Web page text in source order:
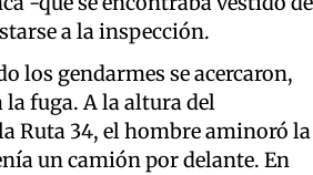
a la inspección.
los gendarmes se acercaron,
la fuga. A la altura del
Ruta 34, el hombre aminoró la
un camión por delante. En